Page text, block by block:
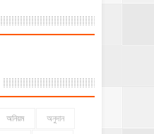
অনিয়ম অনুদান